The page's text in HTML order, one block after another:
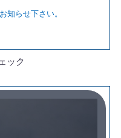
知らせ下さい。
ック